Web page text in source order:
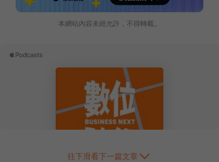
本網站內容未經允許，不得轉載。
往下滑看下一篇文章